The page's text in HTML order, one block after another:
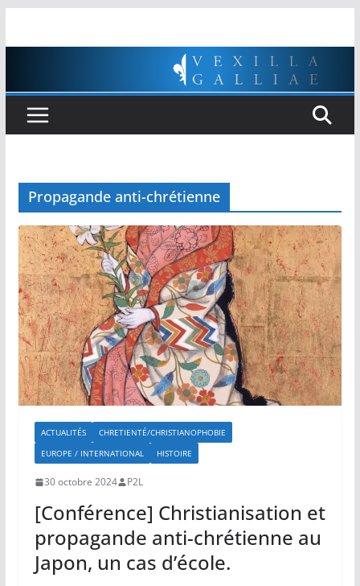
Propagande anti-chrétienne
ACTUALITÉS
CHRETIENTÉ/CHRISTIANOPHOBIE
EUROPE / INTERNATIONAL
HISTOIRE
30 octobre 2024 P2L
[Conférence] Christianisation et
propagande anti-chrétienne au
Japon, un cas d’école.